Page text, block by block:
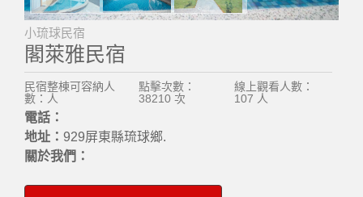
小琉球民宿
閣萊雅民宿
民宿整棟可容納人
數：人
點擊次數：
38210 次
線上觀看人數：
107 人
電話：
地址： 929屏東縣琉球鄉.
關於我們：